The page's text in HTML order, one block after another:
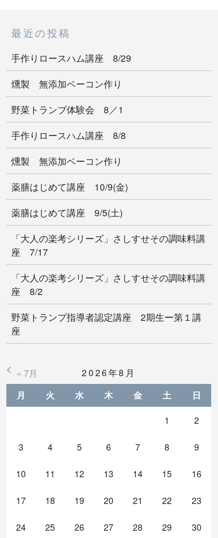
最近の投稿
手作りロースハム講座 8/29
燻製 無添加ベーコン作り
野菜トランプ体験会 8／1
手作りロースハム講座 8/8
燻製 無添加ベーコン作り
薬膳はじめて講座 10/9(金)
薬膳はじめて講座 9/5(土)
「大人の楽考シリーズ」さしすせその調味料講
座 7/17
「大人の楽考シリーズ」さしすせその調味料講
座 8/2
野菜トランプ指導者認定講座 2期生ー第１講
座
2026年8月
月
火 水 木 金 土 日
« 7月
1 2
3 4 5 6 7 8 9
10 11 12 13 14 15 16
17 18 19 20 21 22 23
24 25 26 27 28 29 30